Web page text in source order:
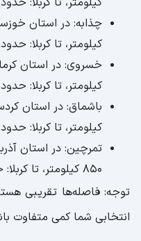
کیلومتر، تا کربلا: حدود 500 کیلومتر)
کیلومتر، تا کربلا: حدود 670 کیلومتر)
کیلومتر، تا کربلا: حدود 800 کیلومتر)
تمرچین: در استان
850 کیلومتر، تا کربلا: حدود 970 کیلومتر)
توجه: فاصله‌ها تقریبی
انتخابی شما کمی متفاوت